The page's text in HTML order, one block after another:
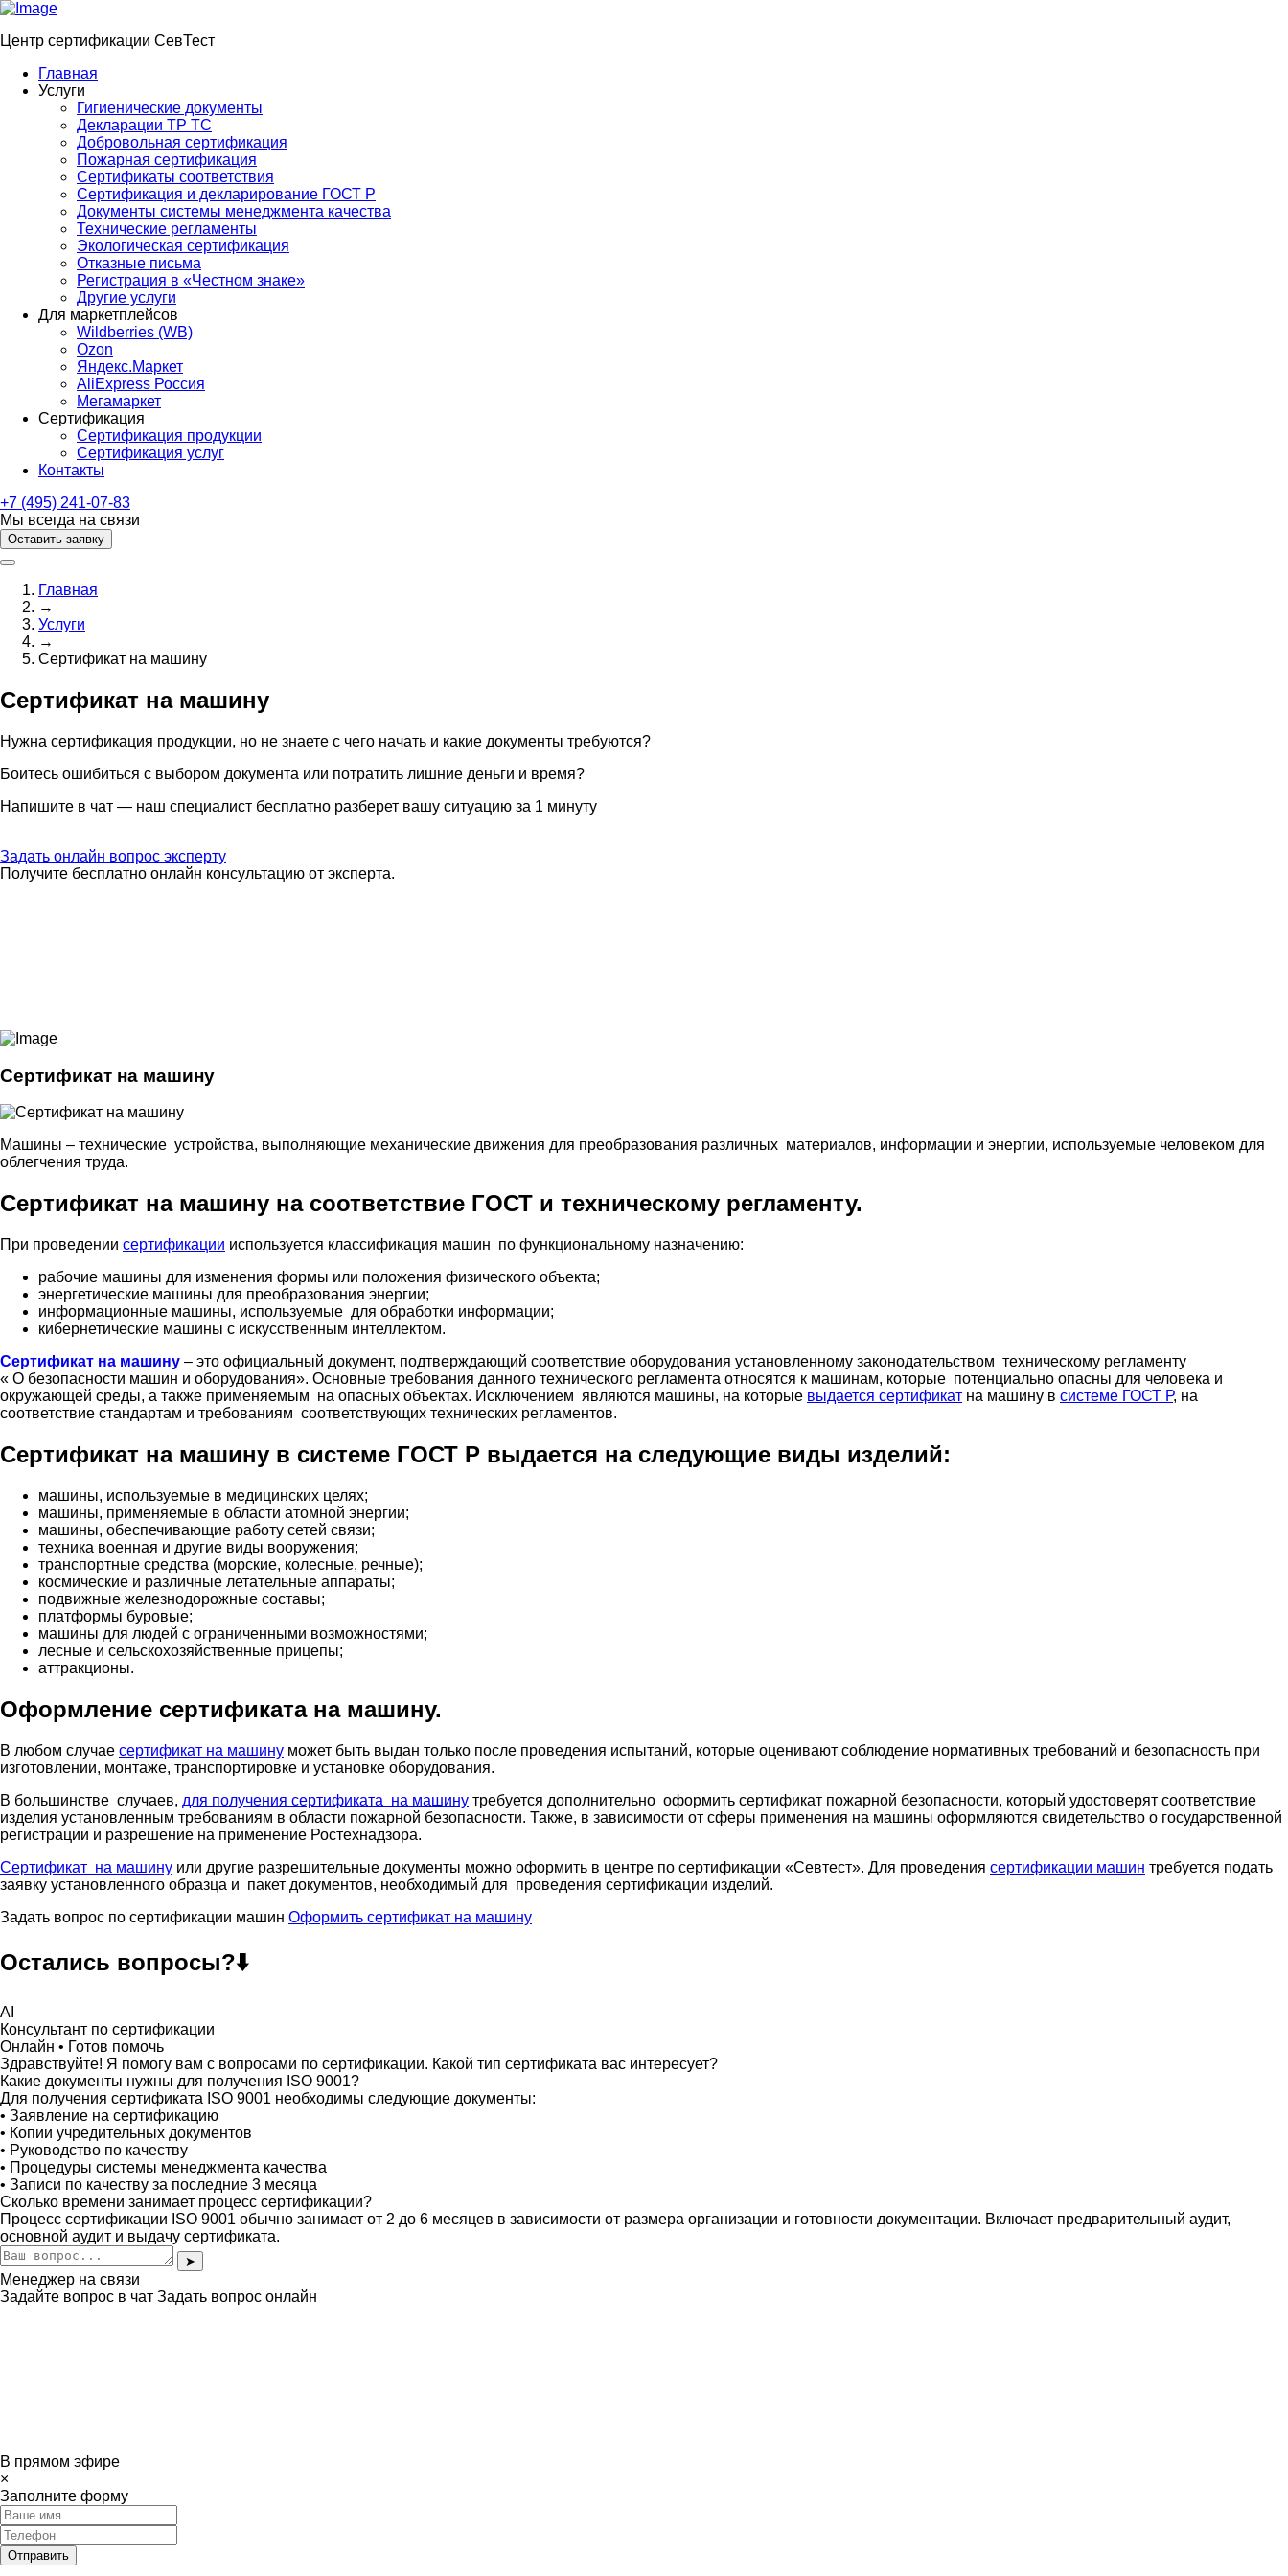
Центр сертификации СевТест
Главная
Услуги
Гигиенические документы
Декларации ТР ТС
Добровольная сертификация
Пожарная сертификация
Сертификаты соответствия
Сертификация и декларирование ГОСТ Р
Документы системы менеджмента качества
Технические регламенты
Экологическая сертификация
Отказные письма
Регистрация в «Честном знаке»
Другие услуги
Для маркетплейсов
Wildberries (WB)
Ozon
Яндекс.Маркет
AliExpress Россия
Мегамаркет
Сертификация
Сертификация продукции
Сертификация услуг
Контакты
+7 (495) 241-07-83
Мы всегда на связи
Оставить заявку
Главная
→
Услуги
→
Сертификат на машину
Сертификат на машину
Нужна сертификация продукции, но не знаете с чего начать и какие документы требуются?
Боитесь ошибиться с выбором документа или потратить лишние деньги и время?
Напишите в чат — наш специалист бесплатно разберет вашу ситуацию за 1 минуту
Задать онлайн вопрос эксперту
Получите бесплатно онлайн консультацию от эксперта.
Сертификат на машину
Машины – технические устройства, выполняющие механические движения для преобразования различных материалов, информации и энергии, используемые человеком для
облегчения труда.
Сертификат на машину на соответствие ГОСТ и техническому регламенту.
При проведении сертификации используется классификация машин по функциональному назначению:
рабочие машины для изменения формы или положения физического объекта;
энергетические машины для преобразования энергии;
информационные машины, используемые для обработки информации;
кибернетические машины с искусственным интеллектом.
Сертификат на машину – это официальный документ, подтверждающий соответствие оборудования установленному законодательством техническому регламенту
« О безопасности машин и оборудования». Основные требования данного технического регламента относятся к машинам, которые потенциально опасны для человека и
окружающей среды, а также применяемым на опасных объектах. Исключением являются машины, на которые выдается сертификат на машину в системе ГОСТ Р, на
соответствие стандартам и требованиям соответствующих технических регламентов.
Сертификат на машину в системе ГОСТ Р выдается на следующие виды изделий:
машины, используемые в медицинских целях;
машины, применяемые в области атомной энергии;
машины, обеспечивающие работу сетей связи;
техника военная и другие виды вооружения;
транспортные средства (морские, колесные, речные);
космические и различные летательные аппараты;
подвижные железнодорожные составы;
платформы буровые;
машины для людей с ограниченными возможностями;
лесные и сельскохозяйственные прицепы;
аттракционы.
Оформление сертификата на машину.
В любом случае сертификат на машину может быть выдан только после проведения испытаний, которые оценивают соблюдение нормативных требований и безопасность при
изготовлении, монтаже, транспортировке и установке оборудования.
В большинстве случаев, для получения сертификата на машину требуется дополнительно оформить сертификат пожарной безопасности, который удостоверят соответствие
изделия установленным требованиям в области пожарной безопасности. Также, в зависимости от сферы применения на машины оформляются свидетельство о государственной
регистрации и разрешение на применение Ростехнадзора.
Сертификат на машину или другие разрешительные документы можно оформить в центре по сертификации «Севтест». Для проведения сертификации машин требуется подать
заявку установленного образца и пакет документов, необходимый для проведения сертификации изделий.
Задать вопрос по сертификации машин Оформить сертификат на машину
Остались вопросы?⬇️
AI
Консультант по сертификации
Онлайн • Готов помочь
Здравствуйте! Я помогу вам с вопросами по сертификации. Какой тип сертификата вас интересует?
Какие документы нужны для получения ISO 9001?
Для получения сертификата ISO 9001 необходимы следующие документы:
• Заявление на сертификацию
• Копии учредительных документов
• Руководство по качеству
• Процедуры системы менеджмента качества
• Записи по качеству за последние 3 месяца
Сколько времени занимает процесс сертификации?
Процесс сертификации ISO 9001 обычно занимает от 2 до 6 месяцев в зависимости от размера организации и готовности документации. Включает предварительный аудит,
основной аудит и выдачу сертификата.
➤
Менеджер на связи
Задайте вопрос в чат Задать вопрос онлайн
В прямом эфире
×
Заполните форму
Отправить